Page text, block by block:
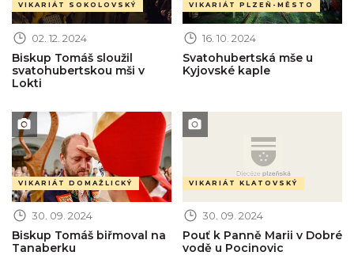
VIKARIÁT SOKOLOVSKÝ
02. 12. 2024
Biskup Tomáš sloužil
svatohubertskou mši v
Lokti
VIKARIÁT PLZEŇ-MĚSTO
16. 10. 2024
Svatohubertská mše u
Kyjovské kaple
Obrázek novinky
VIKARIÁT DOMAŽLICKÝ
30. 09. 2024
Biskup Tomáš biřmoval na
Tanaberku
Obrázek novinky
VIKARIÁT KLATOVSKÝ
30. 09. 2024
Pouť k Panně Marii v Dobré
vodě u Pocinovic